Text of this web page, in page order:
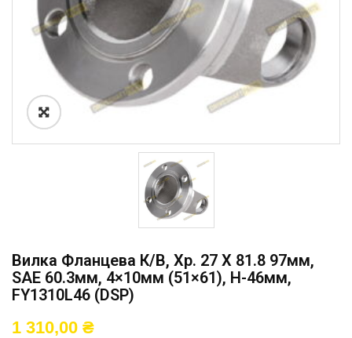
Вилка Фланцева К/в, Хр. 27 X 81.8 97мм,
SAE 60.3мм, 4×10мм (51×61), H-46мм,
FY1310L46 (DSP)
1 310,00 ₴